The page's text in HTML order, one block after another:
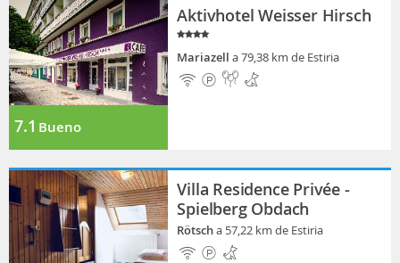
7.1 Bueno
Aktivhotel Weisser Hirsch
Mariazella 79,38 km de Estiria
Villa Residence Privée -
Spielberg Obdach
Rötscha 57,22 km de Estiria